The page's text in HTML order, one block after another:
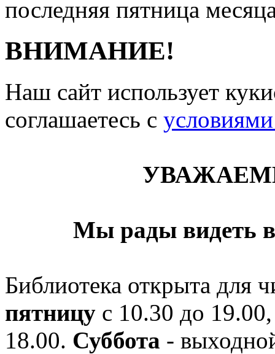
последняя пятница
ВНИМАНИЕ!
Наш сайт использует
соглашаетесь c
Мы рады видеть
Библиотека открыта для
пятницу с 10.30 до
18.00. Суббота -